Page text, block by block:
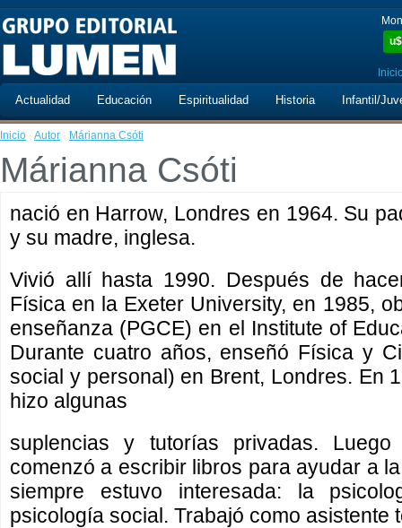
u$
Actualidad Educación Espiritualidad Historia Infantil/
Inicio · Autor · Márianna Csóti
Márianna Csóti
nació en Harrow, Londres en 1964. Su
y su madre, inglesa.
Vivió allí hasta 1990. Después de
Física en la Exeter University, en 1985,
enseñanza (PGCE) en el Institute of
Durante cuatro años, enseñó Física y
social y personal) en Brent, Londres. En
hizo algunas
suplencias y tutorías privadas.
comenzó a escribir libros para ayudar a
siempre estuvo interesada: la
psicología social. Trabajó como asistente